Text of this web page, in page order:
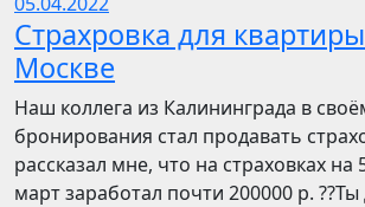
Страхровка для
Москве
Наш коллега из Калининграда в
бронирования стал продавать
рассказал мне, что на страховках на
март заработал почти 200000 р.